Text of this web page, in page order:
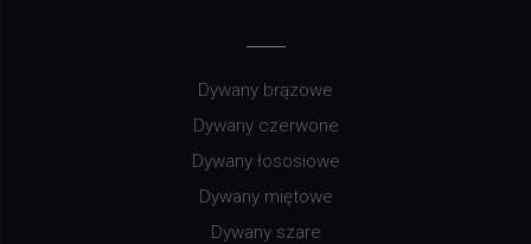
Dywany brązowe
Dywany czerwone
Dywany łososiowe
Dywany miętowe
Dywany szare